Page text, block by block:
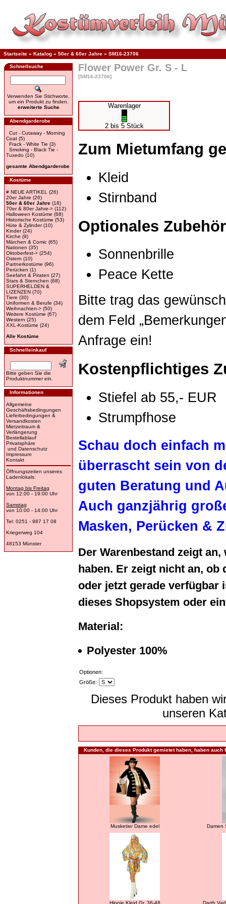
Startseite » Katalog » 50er & 60er Jahre » SM16-23706
Schnellsuche
Verwenden Sie Stichworte,
um ein Produkt zu finden.
erweiterte Suche
Abendgarderobe
Cut - Cutaway - Morning
Coat (5)
Frack - White Tie (3)
Smoking - Black Tie -
Tuxedo (10)
gesamte Abendgarderobe
Kostüme
# NEUE ARTIKEL
(26)
20er Jahre (26)
50er & 60er Jahre (18)
70er & 80er Jahre-> (112)
Halloween Kostüme (68)
Historische Kostüme (53)
Hüte & Zylinder(10)
Kinder(24)
Kirche (9)
Märchen & Comic (65)
Nationen (35)
Oktoberfest-> (254)
Ostern (10)
Partnerkostüme (96)
Perücken (1)
Seefahrt & Piraten (27)
Stars & Sternchen (68)
SUPERHELDEN &
LIZENZEN (70)
Tiere (30)
Uniformen & Berufe (34)
Weihnachten-> (50)
Weitere Kostüme (67)
Western (25)
XXL-Kostüme (24)
Alle Kostüme
Schnelleinkauf
Bitte geben Sie die
Produktnummer ein.
Informationen
Allgemeine
Geschäftsbedingungen
Lieferbedingungen &
Versandkosten
Mietzeitraum &
Verlängerung
Bestellablauf
Privatsphäre
und Datenschutz
Impressum
Kontakt
Öffnungszeiten unseres
Ladenlokals:
Montag bis Freitag
von 12:00 - 19:00 Uhr
Samstag
von 10:00 - 14:00 Uhr
Tel: 0251 - 987 17 08
Kriegerweg 104
48153 Münster
Flower Power Gr. S - L
[SM16-23706]
Warenlager
2 bis 5 Stück
Zum Mietumfang
Kleid
Stirnband
Optionales
Sonnenbrille
Peace Kette
Bitte trag das
dem Feld
Anfrage ein!
Kostenpflichtiges
Stiefel ab 55,- EUR
Strumpfhose
Schau doch einfach
überrascht sein von
guten Beratung und
Auch ganzjährig
Masken, Perücken &
Der Warenbestand zeigt
haben. Er zeigt nicht an,
oder jetzt gerade verfügbar
dieses Shopsystem oder
Material:
Polyester 100%
Optionen:
Größe:
Dieses Produkt haben
unseren
Kunden, die dieses Produkt gemietet haben, haben auch
Musketier Dame edel Damen
Hippie Kleid Gr. 36-48 Darth